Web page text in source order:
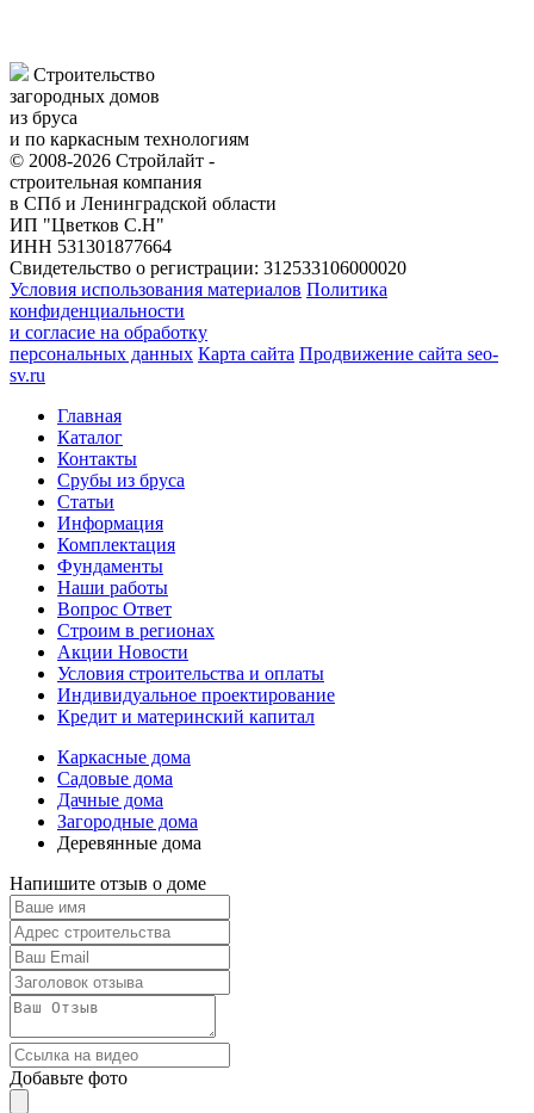
Строительство
загородных домов
из бруса
и по каркасным технологиям
© 2008-2026 Стройлайт -
строительная компания
в СПб и Ленинградской области
ИП "Цветков С.Н"
ИНН 531301877664
Свидетельство о регистрации: 312533106000020
Условия использования материалов Политика
конфиденциальности
и согласие на обработку
персональных данных Карта сайта Продвижение сайта seo-
sv.ru
Главная
Каталог
Контакты
Срубы из бруса
Статьи
Информация
Комплектация
Фундаменты
Наши работы
Вопрос Ответ
Строим в регионах
Акции Новости
Условия строительства и оплаты
Индивидуальное проектирование
Кредит и материнский капитал
Каркасные дома
Садовые дома
Дачные дома
Загородные дома
Деревянные дома
Напишите отзыв о доме
Добавьте фото